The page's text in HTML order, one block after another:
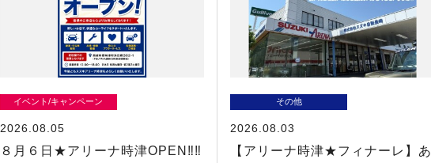
イベント/キャンペーン
2026.08.05
８月６日★アリーナ時津OPEN‼‼
その他
2026.08.03
【アリーナ時津★フィナーレ】あ